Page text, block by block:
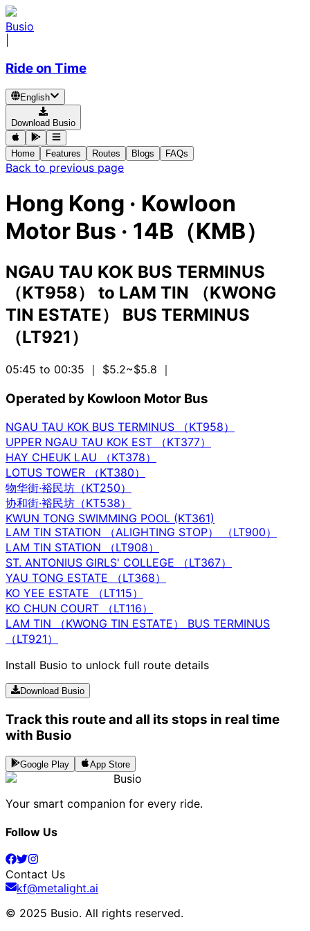
Busio
Ride on Time
English
Download Busio
Home Features Routes Blogs FAQs
Back to previous page
Hong Kong · Kowloon
Motor Bus · 14B（KMB）
NGAU TAU KOK BUS TERMINUS
（KT958）
to LAM TIN （KWONG
TIN ESTATE） BUS TERMINUS
（LT921）
05:45 to 00:35 ｜ $5.2~$5.8 ｜
Operated by Kowloon Motor Bus
NGAU TAU KOK BUS TERMINUS （KT958）
UPPER NGAU TAU KOK EST （KT377）
HAY CHEUK LAU （KT378）
LOTUS TOWER （KT380）
物华街·裕民坊（KT250）
协和街·裕民坊（KT538）
KWUN TONG SWIMMING POOL (KT361)
LAM TIN STATION （ALIGHTING STOP） （LT900）
LAM TIN STATION （LT908）
ST. ANTONIUS GIRLS' COLLEGE （LT367）
YAU TONG ESTATE （LT368）
KO YEE ESTATE （LT115）
KO CHUN COURT （LT116）
LAM TIN （KWONG TIN ESTATE） BUS TERMINUS
（LT921）
Install Busio to unlock full route details
Download Busio
Track this route and all its stops in real time
with Busio
Google Play App Store
Busio
Your smart companion for every ride.
Follow Us
Contact Us
kf@metalight.ai
© 2025 Busio. All rights reserved.